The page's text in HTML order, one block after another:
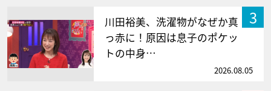
3
川田裕美、洗濯物がなぜか真
っ赤に！原因は息子のポケッ
トの中身…
2026.08.05